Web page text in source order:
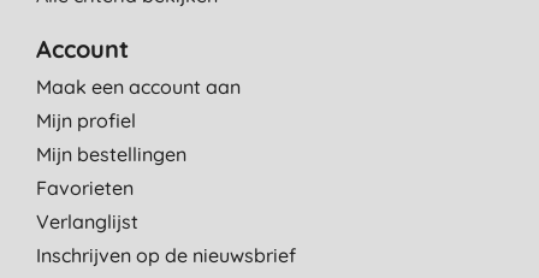
Account
Maak een account aan
Mijn profiel
Mijn bestellingen
Favorieten
Verlanglijst
Inschrijven op de nieuwsbrief